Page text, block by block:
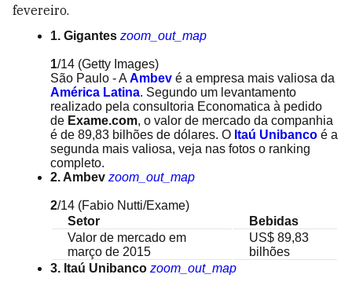
fevereiro.
1. Gigantes zoom_out_map
1/14 (Getty Images)
São Paulo - A Ambev é a empresa mais valiosa da
América Latina. Segundo um levantamento
realizado pela consultoria Economatica à pedido
de Exame.com, o valor de mercado da companhia
é de 89,83 bilhões de dólares. O Itaú Unibanco é a
segunda mais valiosa, veja nas fotos o ranking
completo.
2. Ambev zoom_out_map
2/14 (Fabio Nutti/Exame)
Setor
Bebidas
Valor de mercado em
março de 2015
US$ 89,83
bilhões
3. Itaú Unibanco zoom_out_map